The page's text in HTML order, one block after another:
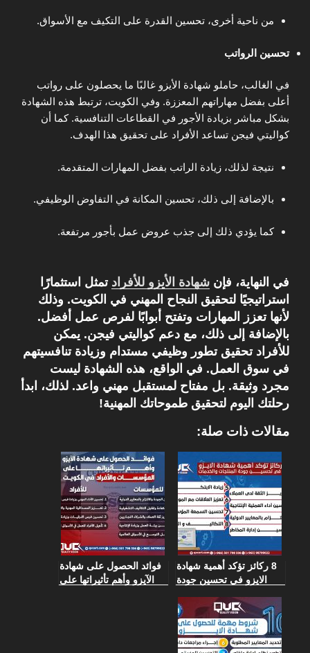
من ناحية أخرى، تحسين القدرة على التكيف مع الأسواق.
تحسين الرواتب
في الغالب، حاملو شهادة الأيزو غالبًا ما يحصلون على رواتب
أعلى بفضل مهاراتهم المعززة. وفي الكويت، ترتبط هذه الشهادة
بشكل مباشر بزيادة الأجور في القطاعات التنافسية. كما أن
كواليتي فيجن تساعد الأفراد على تحقيق هذا الهدف.
نتيجة لذلك، زيادة الراتب بفضل المهارات المتقدمة.
بالإضافة إلى ذلك، تحسين المكانة في التفاوض الوظيفي.
كما يؤدي ذلك إلى جذب عروض عمل بأجور مرتفعة.
في النهاية، فإن شهادة الأيزو للأفراد تمثل استثمارًا
استراتيجيًا لتحقيق النجاح المهني في الكويت. وذلك
لأنها تعزز المهارات وتفتح أبوابًا لفرص عمل أفضل.
بالإضافة إلى ذلك، مع دعم كواليتي فيجن. يمكن
للأفراد تحقيق تطور وظيفي مستدام وزيادة تنافسيتهم
في سوق العمل. في الواقع، هذه الشهادة ليست
مجرد وثيقة. بل مفتاح لمستقبل مهني واعد. لذلك، ابدأ
رحلتك اليوم لتحقيق طموحاتك المهنية!
مقالات ذات صلة:
8 ركائز تؤكد أهمية شهادة
الايزو في تحسين جودة
فوائد الحصول على شهادة
الآيزو وأهم تأثيراتها على